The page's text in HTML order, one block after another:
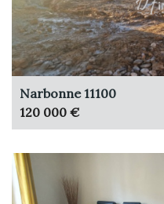
Narbonne 11100
120 000 €